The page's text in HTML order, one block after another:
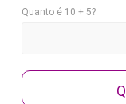
Quanto é 10 + 5?